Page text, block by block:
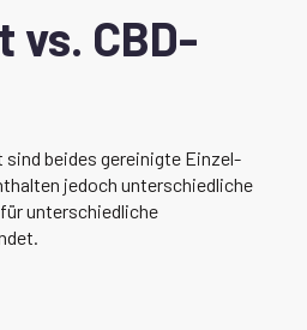
vs. CBD-
sind beides gereinigte Einzel-
jedoch unterschiedliche
unterschiedliche